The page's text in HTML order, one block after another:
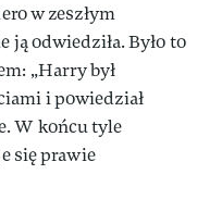
w zeszłym
odwiedziła. Było to
„Harry był
i powiedział
W końcu tyle
się prawie